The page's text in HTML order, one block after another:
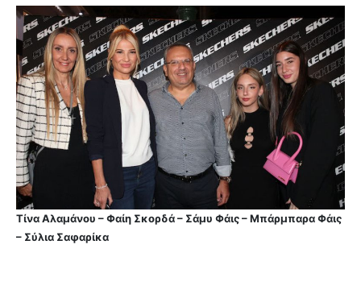
Τίνα Αλαμάνου – Φαίη Σκορδά – Σάμυ Φάις – Μπάρμπαρα Φάις
– Σύλια Σαφαρίκα